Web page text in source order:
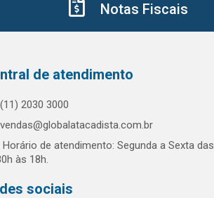
Notas Fiscais
de atendimento
(11) 2030 3000
vendas@globalatacadista.com.br
Horário de atendimento: Segunda a Sexta das
às 18h.
sociais